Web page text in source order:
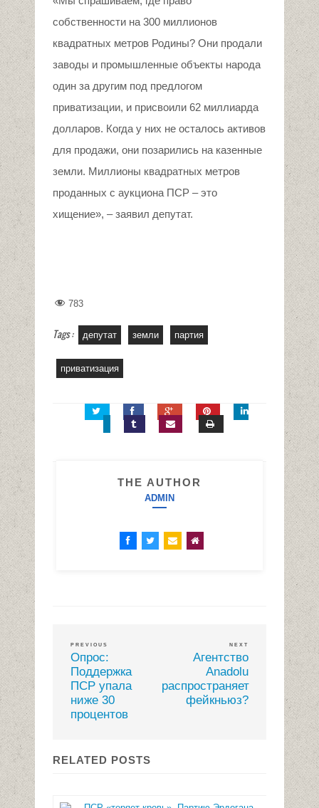
собственности на 300 миллионов
квадратных метров Родины? Они продали
заводы и промышленные объекты народа
один за другим под предлогом
приватизации, и присвоили 62 миллиарда
долларов. Когда у них не осталось активов
для продажи, они позарились на казенные
земли. Миллионы квадратных метров
проданных с аукциона ПСР – это
хищение», – заявил депутат.
783
Tags : депутат земли партия
приватизация
THE AUTHOR
ADMIN
PREVIOUS
Опрос:
Поддержка
ПСР упала
ниже 30
процентов
NEXT
Агентство
Anadolu
распространяет
фейкньюз?
RELATED POSTS